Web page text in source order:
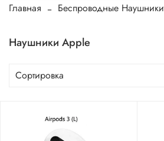
Главная Беспроводные Наушники
Наушники Apple